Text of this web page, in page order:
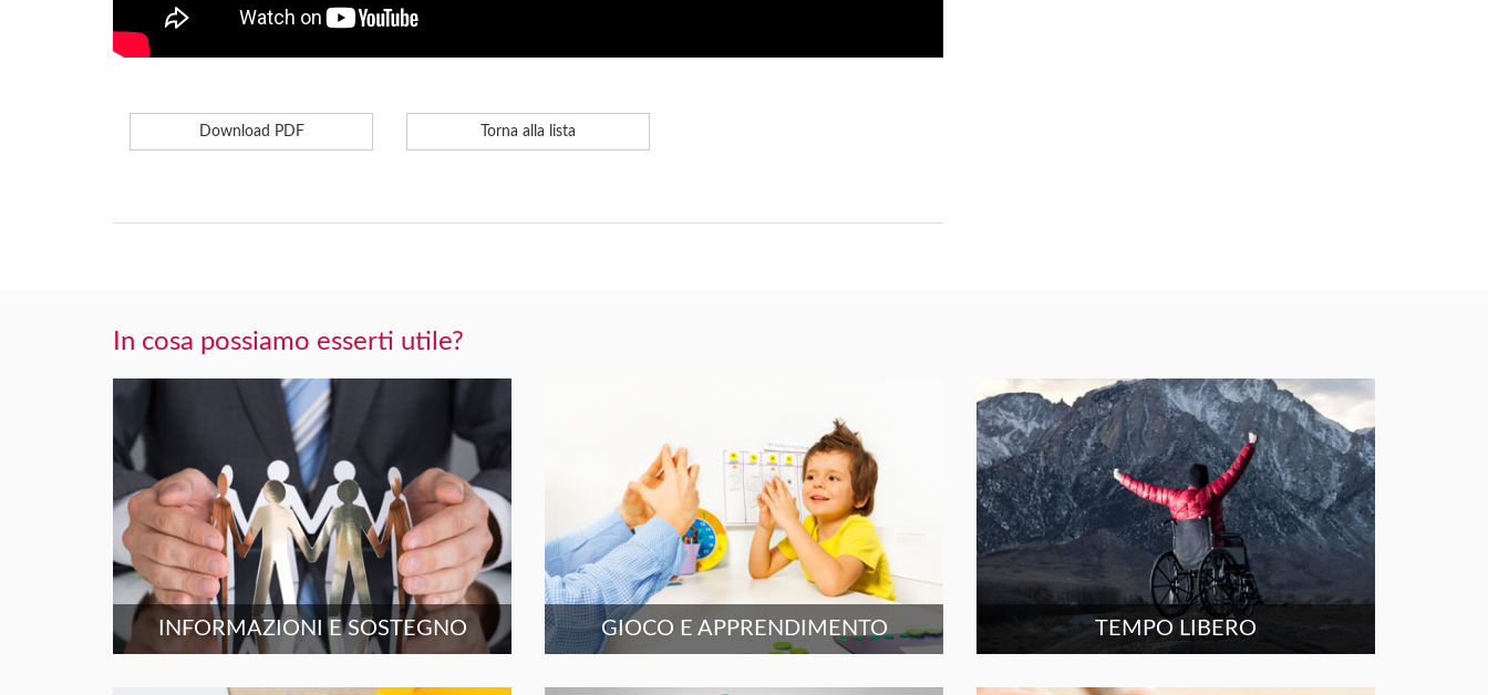
Download PDF Torna alla lista
In cosa possiamo esserti utile?
INFORMAZIONI E SOSTEGNO GIOCO E APPRENDIMENTO TEMPO LIBERO